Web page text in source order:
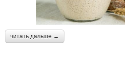
читать дальше →